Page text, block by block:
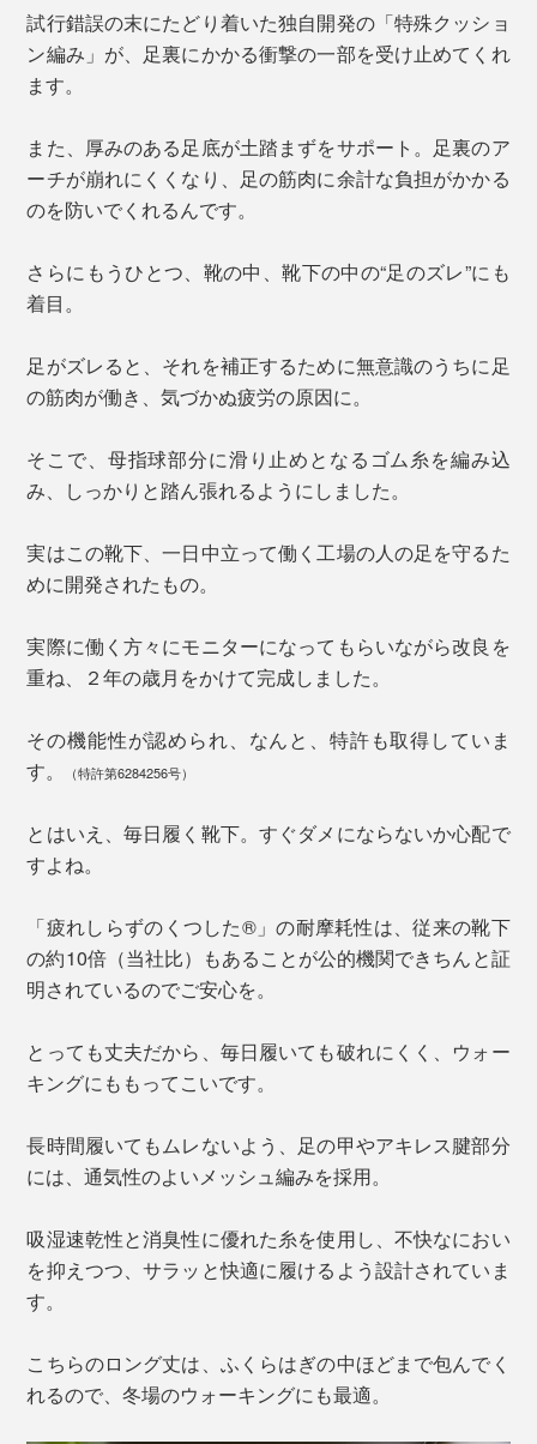
試行錯誤の末にたどり着いた独自開発の「特殊クッショ
ン編み」が、足裏にかかる衝撃の一部を受け止めてくれ
ます。
また、厚みのある足底が土踏まずをサポート。足裏のア
ーチが崩れにくくなり、足の筋肉に余計な負担がかかる
のを防いでくれるんです。
さらにもうひとつ、靴の中、靴下の中の“足のズレ”にも
着目。
足がズレると、それを補正するために無意識のうちに足
の筋肉が働き、気づかぬ疲労の原因に。
そこで、母指球部分に滑り止めとなるゴム糸を編み込
み、しっかりと踏ん張れるようにしました。
実はこの靴下、一日中立って働く工場の人の足を守るた
めに開発されたもの。
実際に働く方々にモニターになってもらいながら改良を
重ね、２年の歳月をかけて完成しました。
その機能性が認められ、なんと、特許も取得していま
す。
（特許第6284256号）
とはいえ、毎日履く靴下。すぐダメにならないか心配で
すよね。
「疲れしらずのくつした®」の耐摩耗性は、従来の靴下
の約10倍（当社比）もあることが公的機関できちんと証
明されているのでご安心を。
とっても丈夫だから、毎日履いても破れにくく、ウォー
キングにももってこいです。
長時間履いてもムレないよう、足の甲やアキレス腱部分
には、通気性のよいメッシュ編みを採用。
吸湿速乾性と消臭性に優れた糸を使用し、不快なにおい
を抑えつつ、サラッと快適に履けるよう設計されていま
す。
こちらのロング丈は、ふくらはぎの中ほどまで包んでく
れるので、冬場のウォーキングにも最適。